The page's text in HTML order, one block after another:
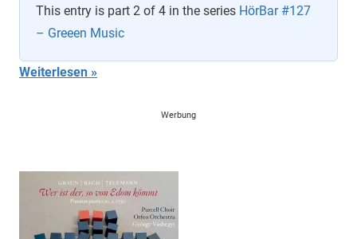
This entry is part 2 of 4 in the series HörBar #127
– Greeen Music
Weiterlesen
Werbung